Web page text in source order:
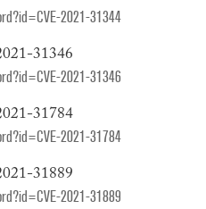
2021-31344
31346
2021-31346
31784
2021-31784
31889
2021-31889